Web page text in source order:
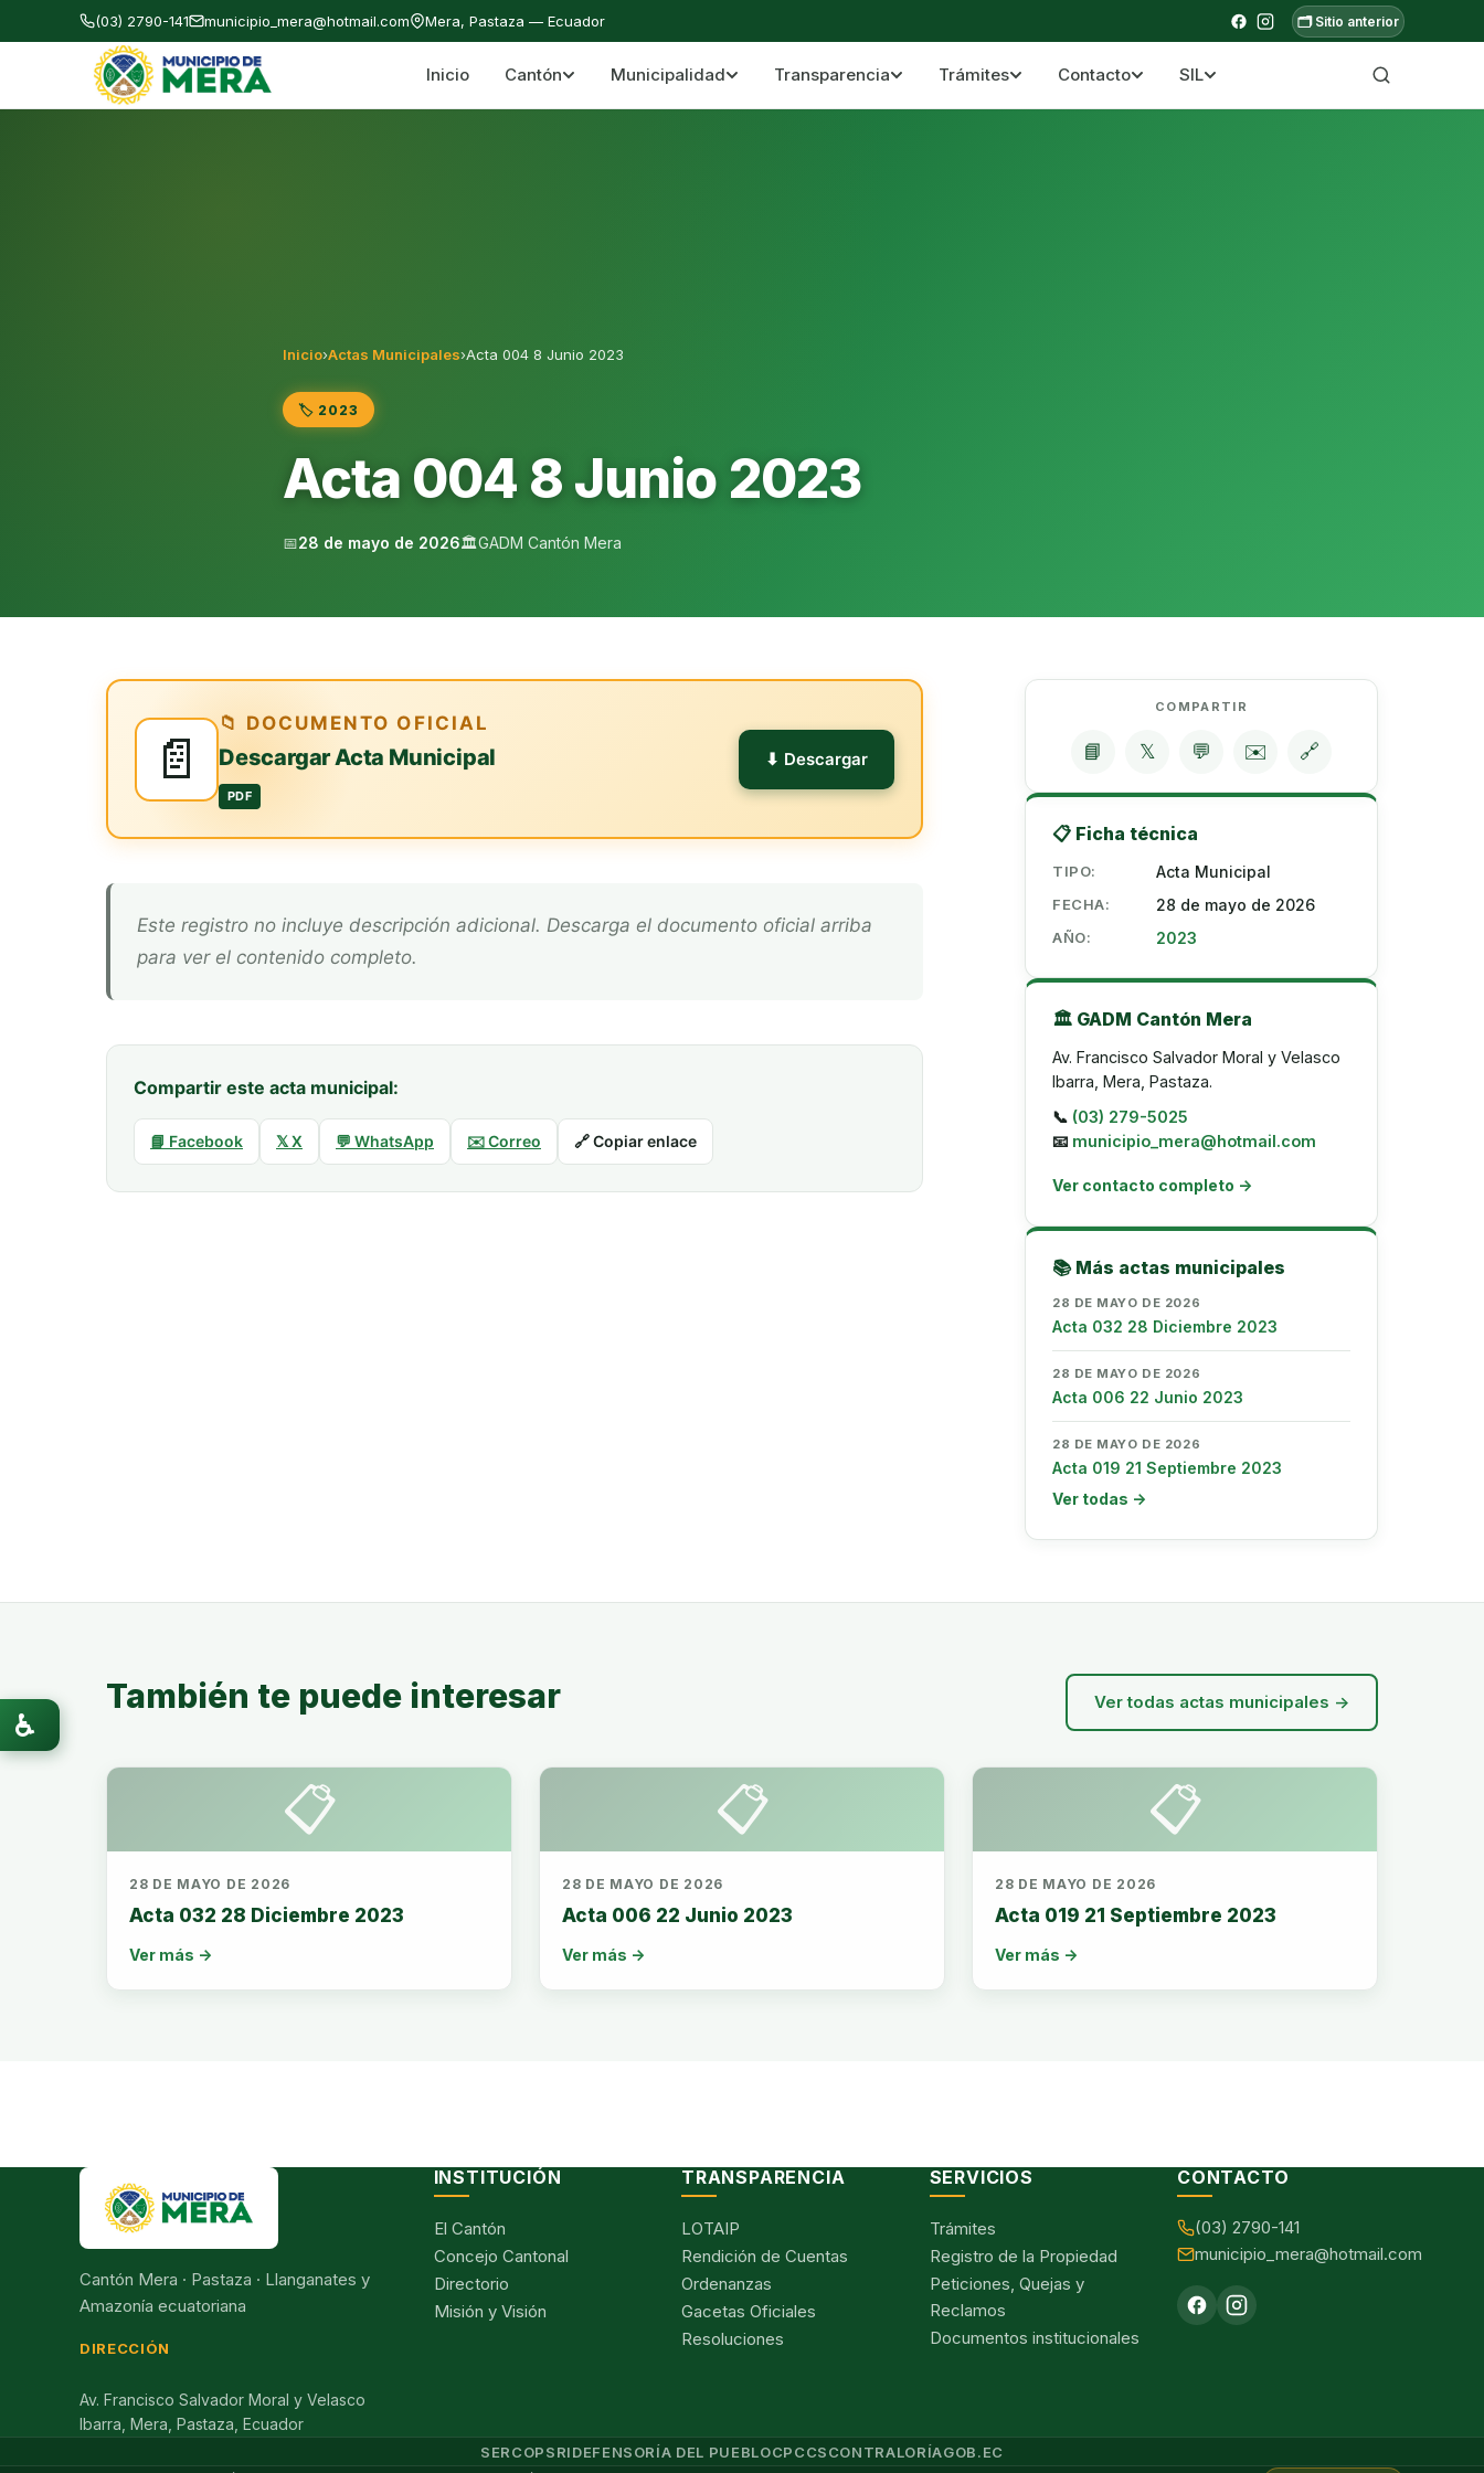
(03) 2790-141 municipio_mera@hotmail.com Mera, Pastaza — Ecuador 🗂️ Sitio anterior
Gobierno Autónomo Descentralizado Municipal del Cantón Mera Cantón Mera · Pastaza · Llanganates y Amazonía ecuatoriana
Inicio Cantón Municipalidad Transparencia Trámites Contacto SIL
Inicio›Actas Municipales›Acta 004 8 Junio 2023
🏷️ 2023
Acta 004 8 Junio 2023
📅28 de mayo de 2026🏛️GADM Cantón Mera
📄
📁 DOCUMENTO OFICIAL
Descargar Acta Municipal
PDF
⬇ Descargar
Este registro no incluye descripción adicional. Descarga el documento oficial arriba
para ver el contenido completo.
Compartir este acta municipal:
📘 Facebook 𝕏 X 💬 WhatsApp ✉️ Correo 🔗 Copiar enlace
COMPARTIR
📘 𝕏 💬 ✉️ 🔗
📋 Ficha técnica
TIPO: Acta Municipal
FECHA: 28 de mayo de 2026
AÑO: 2023
🏛️ GADM Cantón Mera
Av. Francisco Salvador Moral y Velasco
Ibarra, Mera, Pastaza.
📞 (03) 279-5025
📧 municipio_mera@hotmail.com
Ver contacto completo →
📚 Más actas municipales
28 DE MAYO DE 2026
Acta 032 28 Diciembre 2023
28 DE MAYO DE 2026
Acta 006 22 Junio 2023
28 DE MAYO DE 2026
Acta 019 21 Septiembre 2023
Ver todas →
También te puede interesar Ver todas actas municipales →
📋
28 DE MAYO DE 2026
Acta 032 28 Diciembre 2023
Ver más →
📋
28 DE MAYO DE 2026
Acta 006 22 Junio 2023
Ver más →
📋
28 DE MAYO DE 2026
Acta 019 21 Septiembre 2023
Ver más →
Cantón Mera · Pastaza · Llanganates y
Amazonía ecuatoriana
DIRECCIÓN
Av. Francisco Salvador Moral y Velasco
Ibarra, Mera, Pastaza, Ecuador
INSTITUCIÓN
El Cantón
Concejo Cantonal
Directorio
Misión y Visión
TRANSPARENCIA
LOTAIP
Rendición de Cuentas
Ordenanzas
Gacetas Oficiales
Resoluciones
SERVICIOS
Trámites
Registro de la Propiedad
Peticiones, Quejas y
Reclamos
Documentos institucionales
CONTACTO
(03) 2790-141
municipio_mera@hotmail.com
SERCOPSRIDEFENSORÍA DEL PUEBLOCPCCSCONTRALORÍAGOB.EC
♿